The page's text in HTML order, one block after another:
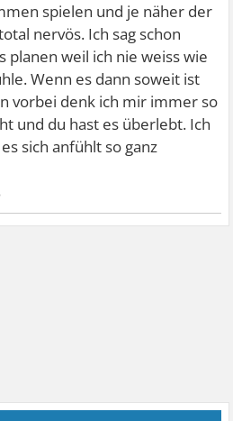
spielen und je näher der
nervös. Ich sag schon
planen weil ich nie weiss wie
Wenn es dann soweit ist
vorbei denk ich mir immer so
und du hast es überlebt. Ich
sich anfühlt so ganz